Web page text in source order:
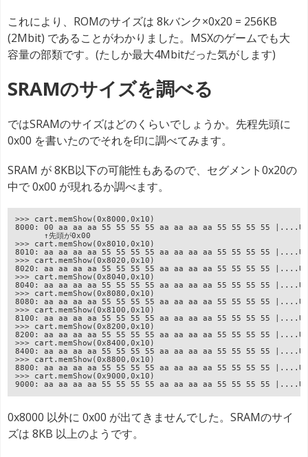
これにより、ROMのサイズは 8kバンク×0x20 = 256KB
(2Mbit) であることがわかりました。MSXのゲームでも大
容量の部類です。(たしか最大4Mbitだった気がします)
SRAMのサイズを調べる
ではSRAMのサイズはどのくらいでしょうか。先程先頭に
0x00 を書いたのでそれを印に調べてみます。
SRAM が 8KB以下の可能性もあるので、セグメント0x20の
中で 0x00 が現れるか調べます。
>>> cart.memShow(0x8000,0x10)
8000: 00 aa aa aa 55 55 55 55 aa aa aa aa 55 55 55 55
      ↑先頭が0x00
>>> cart.memShow(0x8010,0x10)
8010: aa aa aa aa 55 55 55 55 aa aa aa aa 55 55 55 55
>>> cart.memShow(0x8020,0x10)
8020: aa aa aa aa 55 55 55 55 aa aa aa aa 55 55 55 55
>>> cart.memShow(0x8040,0x10)
8040: aa aa aa aa 55 55 55 55 aa aa aa aa 55 55 55 55
>>> cart.memShow(0x8080,0x10)
8080: aa aa aa aa 55 55 55 55 aa aa aa aa 55 55 55 55
>>> cart.memShow(0x8100,0x10)
8100: aa aa aa aa 55 55 55 55 aa aa aa aa 55 55 55 55
>>> cart.memShow(0x8200,0x10)
8200: aa aa aa aa 55 55 55 55 aa aa aa aa 55 55 55 55
>>> cart.memShow(0x8400,0x10)
8400: aa aa aa aa 55 55 55 55 aa aa aa aa 55 55 55 55
>>> cart.memShow(0x8800,0x10)
8800: aa aa aa aa 55 55 55 55 aa aa aa aa 55 55 55 55
>>> cart.memShow(0x9000,0x10)
9000: aa aa aa aa 55 55 55 55 aa aa aa aa 55 55 55 55
0x8000 以外に 0x00 が出てきませんでした。SRAMのサイ
ズは 8KB 以上のようです。